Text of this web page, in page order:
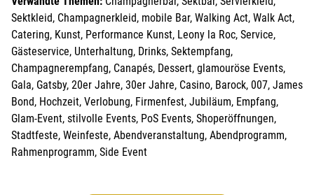
Sektkleid, Champagnerkleid, mobile Bar, Walking Act, Walk Act,
Catering, Kunst, Performance Kunst, Leony la Roc, Service,
Gästeservice, Unterhaltung, Drinks, Sektempfang,
Champagnerempfang, Canapés, Dessert, glamouröse Events,
Gala, Gatsby, 20er Jahre, 30er Jahre, Casino, Barock, 007, James
Bond, Hochzeit, Verlobung, Firmenfest, Jubiläum, Empfang,
Glam-Event, stilvolle Events, PoS Events, Shoperöffnungen,
Stadtfeste, Weinfeste, Abendveranstaltung, Abendprogramm,
Rahmenprogramm, Side Event